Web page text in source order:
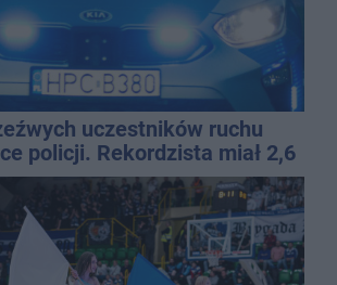
uczestników ruchu
policji. Rekordzista miał 2,6